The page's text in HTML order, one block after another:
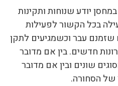
יודע שנוחות ותקינות
בכל הקשור לפעילות
עבר וכשמגיעים לתקן
חדשים. בין אם מדובר
שונים ובין אם מדובר
של הסחורה.